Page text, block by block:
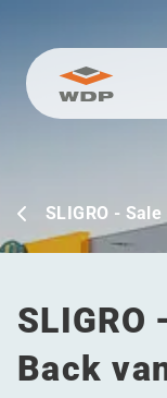
Ga naar inhoud
SLIGRO -
SLIGRO
Back